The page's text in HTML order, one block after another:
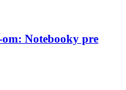
Notebooky pre